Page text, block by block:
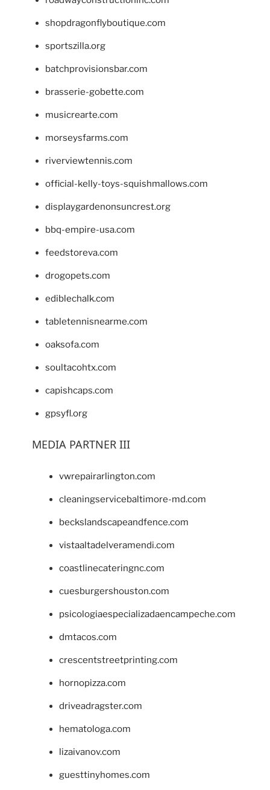
shopdragonflyboutique.com
sportszilla.org
batchprovisionsbar.com
brasserie-gobette.com
musicrearte.com
morseysfarms.com
riverviewtennis.com
official-kelly-toys-squishmallows.com
displaygardenonsuncrest.org
bbq-empire-usa.com
feedstoreva.com
drogopets.com
ediblechalk.com
tabletennisnearme.com
oaksofa.com
soultacohtx.com
capishcaps.com
gpsyfl.org
MEDIA PARTNER III
vwrepairarlington.com
cleaningservicebaltimore-md.com
beckslandscapeandfence.com
vistaaltadelveramendi.com
coastlinecateringnc.com
cuesburgershouston.com
psicologiaespecializadaencampeche.com
dmtacos.com
crescentstreetprinting.com
hornopizza.com
driveadragster.com
hematologa.com
lizaivanov.com
guesttinyhomes.com